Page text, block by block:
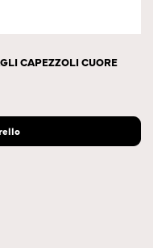
CAPEZZOLI CUORE